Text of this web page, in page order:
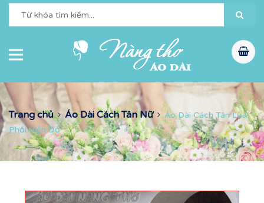
Trang chủ Áo Dài Cách Tân Nữ
Áo Dài Cách Tân Lụa
Phối Viền Đỏ